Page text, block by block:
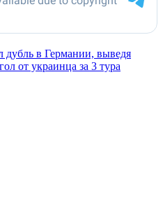
в Германии, выведя
от украинца за 3 тура